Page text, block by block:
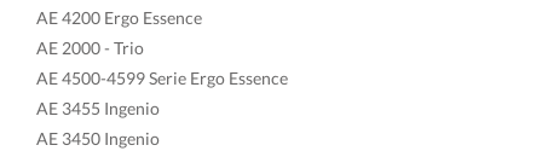
AE 4200 Ergo Essence
AE 2000 - Trio
AE 4500-4599 Serie Ergo Essence
AE 3455 Ingenio
AE 3450 Ingenio